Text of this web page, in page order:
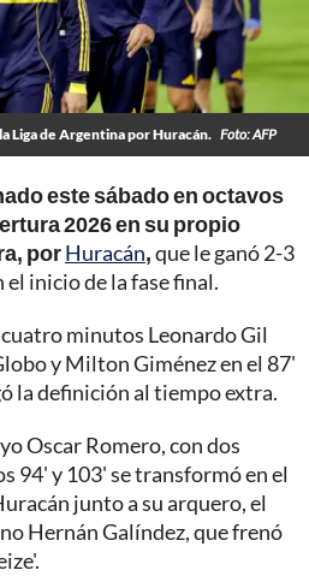
Liga de Argentina por Huracán. Foto: AFP
este sábado en octavos
2026 en su propio
porHuracán,que le ganó 2-3
el inicio de la fase final.
minutos Leonardo Gil
y Milton Giménez en el 87'
la definición al tiempo extra.
Oscar Romero, con dos
94' y 103' se transformó en el
junto a su arquero, el
Hernán Galíndez, que frenó